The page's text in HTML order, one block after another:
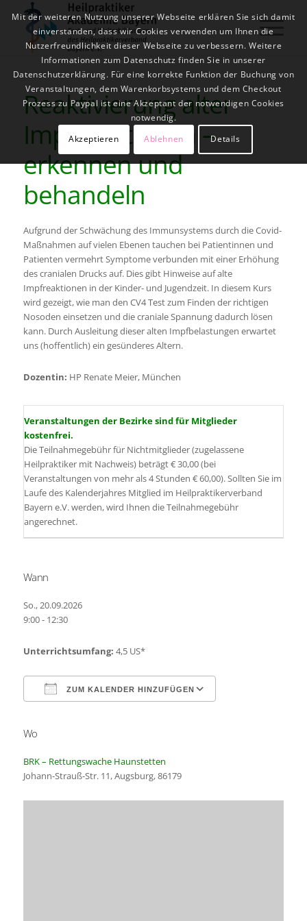
Reaktivierung alter
Impfreaktionen –
erkennen und
behandeln
Aufgrund der Schwächung des Immunsystems durch die Covid-
Maßnahmen auf vielen Ebenen tauchen bei Patientinnen und
Patienten vermehrt Symptome verbunden mit einer Erhöhung
des cranialen Drucks auf. Dies gibt Hinweise auf alte
Impfreaktionen in der Kinder- und Jugendzeit. In diesem Kurs
wird gezeigt, wie man den CV4 Test zum Finden der richtigen
Nosoden einsetzen und die craniale Spannung dadurch lösen
kann. Durch Ausleitung dieser alten Impfbelastungen erwartet
uns (hoffentlich) ein gesünderes Altern.
Dozentin: HP Renate Meier, München
Veranstaltungen der Bezirke sind für Mitglieder
kostenfrei.
Die Teilnahmegebühr für Nichtmitglieder (zugelassene
Heilpraktiker mit Nachweis) beträgt € 30,00 (bei
Veranstaltungen von mehr als 4 Stunden € 60,00). Sollten Sie im
Laufe des Kalenderjahres Mitglied im Heilpraktikerverband
Bayern e.V. werden, wird Ihnen die Teilnahmegebühr
angerechnet.
Wann
So., 20.09.2026
9:00 - 12:30
Unterrichtsumfang: 4,5 US*
ZUM KALENDER HINZUFÜGEN
Wo
BRK – Rettungswache Haunstetten
Johann-Strauß-Str. 11, Augsburg, 86179
Mit der weiteren Nutzung unserer Webseite erklären Sie sich damit
einverstanden, dass wir Cookies verwenden um Ihnen die
Nutzerfreundlichkeit dieser Webseite zu verbessern. Weitere
Informationen zum Datenschutz finden Sie in unserer
Datenschutzerklärung. Für eine korrekte Funktion der Buchung von
Veranstaltungen, dem Warenkorbsystems und dem Checkout
Prozess zu Paypal ist eine Akzeptant der notwendigen Cookies
notwendig.
Akzeptieren
Ablehnen Details